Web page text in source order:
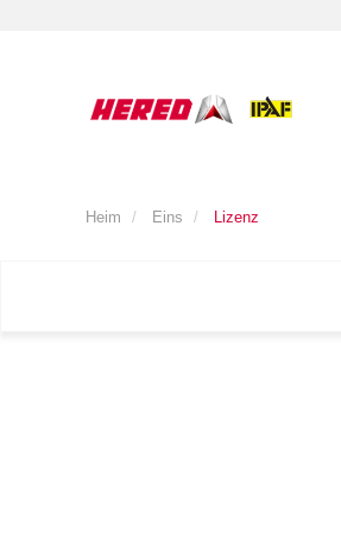
Heim Eins Lizenz